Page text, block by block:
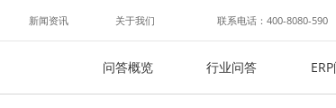
新闻资讯 关于我们 联系电话：400-8080-590
问答概览 行业问答